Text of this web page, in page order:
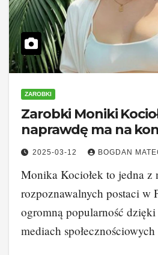
ZAROBKI
Zarobki Moniki
naprawdę ma na
2025-03-12 BOGDAN
Monika Kociołek to jedna z
rozpoznawalnych postaci w
ogromną popularność
mediach